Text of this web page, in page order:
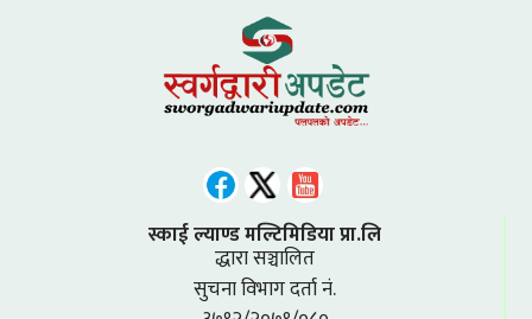
स्काई ल्याण्ड मल्टिमिडिया प्रा.लि
द्धारा सञ्चालित
सुचना विभाग दर्ता नं.